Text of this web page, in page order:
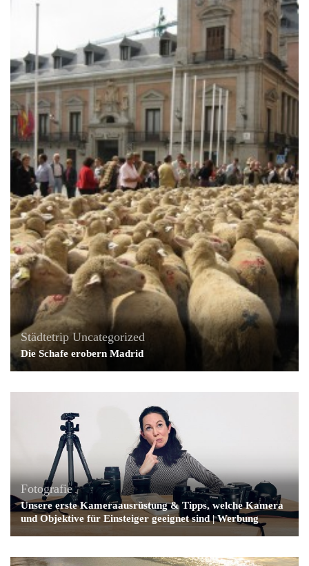
Städtetrip Uncategorized
Die Schafe erobern Madrid
Fotografie
Unsere erste Kameraausrüstung & Tipps, welche Kamera
und Objektive für Einsteiger geeignet sind | Werbung